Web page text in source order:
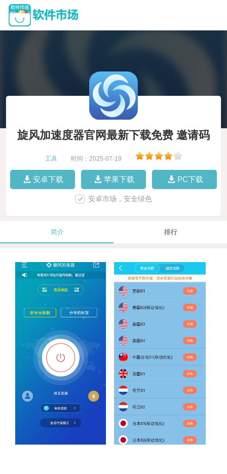
旋风加速度器官网最新下载免费 邀请码
工具 时间：2025-07-19
安卓下载 苹果下载 PC下载
安卓市场，安全绿色
简介 排行